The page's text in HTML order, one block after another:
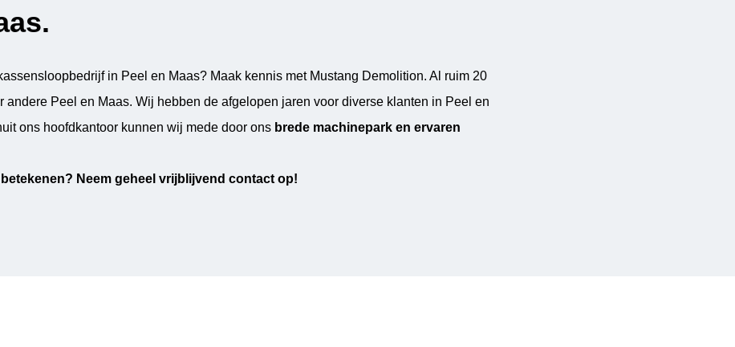
in Peel en Maas? Maak kennis met Mustang Demolition. Al ruim 20
andere Peel en Maas. Wij hebben de afgelopen jaren voor diverse klanten in Peel en
ons hoofdkantoor kunnen wij mede door ons brede machinepark en ervaren
Neem geheel vrijblijvend contact op!